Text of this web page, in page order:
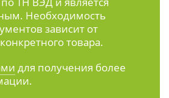
Необходимость
зависит от
товара.
для получения более